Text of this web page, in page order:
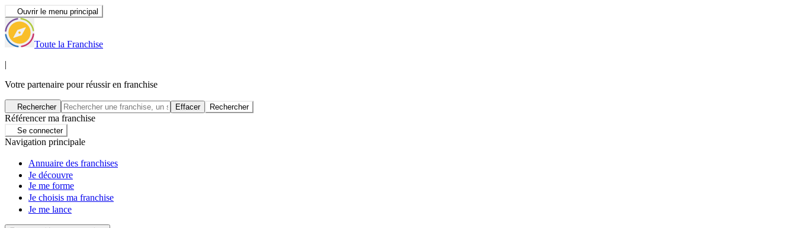
Ouvrir le menu principal
Toute la Franchise
|
Votre partenaire pour réussir en franchise
Rechercher Effacer Rechercher
Référencer ma franchise
Se connecter
Navigation principale
Annuaire des franchises
Je découvre
Je me forme
Je choisis ma franchise
Je me lance